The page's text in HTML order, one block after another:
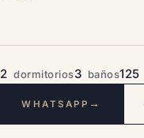
2 dormitorios3 baños125
WHATSAPP →